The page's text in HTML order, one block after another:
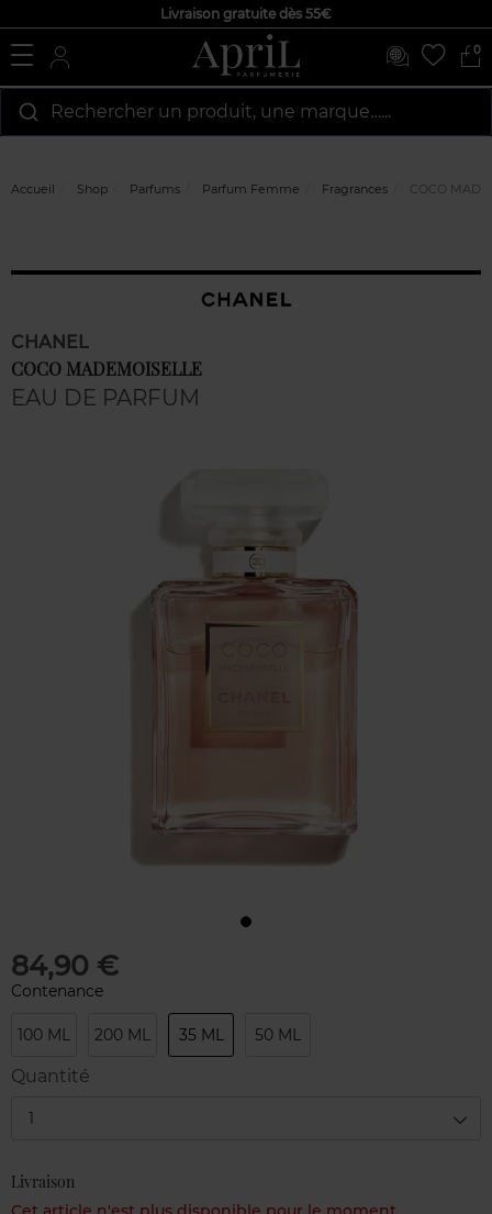
Livraison gratuite dès 55€
0
Rechercher un produit, une marque…...
Accueil Shop Parfums Parfum Femme Fragrances COCO
CHANEL
COCO MADEMOISELLE
EAU DE PARFUM
84,90 €
Contenance
100 ML 200 ML 35 ML 50 ML
Quantité
1
Livraison